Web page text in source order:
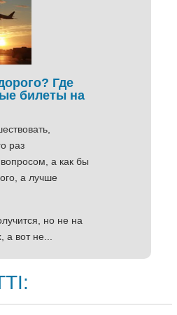
Где
билеты на
раз
а как бы
а лучше
но не на
а вот не...